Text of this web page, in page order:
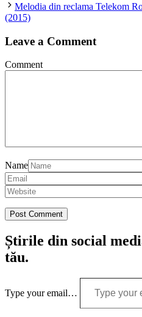
Melodia din reclama Telekom
(2015)
Leave a Comment
Comment
Name
Știrile din social
tău.
Type your email…